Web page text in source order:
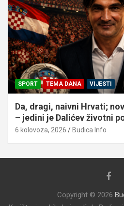
SPORT TEMA DANA VIJESTI
Da, dragi, naivni Hrvati;
– jedini je Dalićev životni
6 kolovoza, 2026 Budica Info
Copyright © 2026